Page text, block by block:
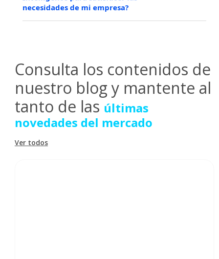
prevenir riesgos reputacionales y financieros.
medianas en crecimiento.​
necesidades de mi empresa?
decisiones para alinearse con los requerimientos
específicos de tu organización.
Consulta los contenidos de
nuestro blog y mantente al
tanto de las últimas
novedades del mercado
Ver todos